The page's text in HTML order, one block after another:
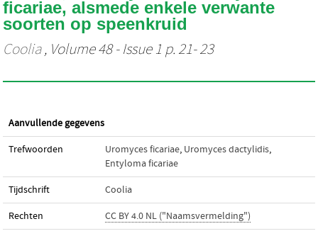
ficariae, alsmede enkele verwante
soorten op speenkruid
Coolia, Volume 48 - Issue 1 p. 21- 23
Aanvullende gegevens
Trefwoorden Uromyces ficariae, Uromyces dactylidis,
Entyloma ficariae
Tijdschrift Coolia
Rechten CC BY 4.0 NL ("Naamsvermelding")